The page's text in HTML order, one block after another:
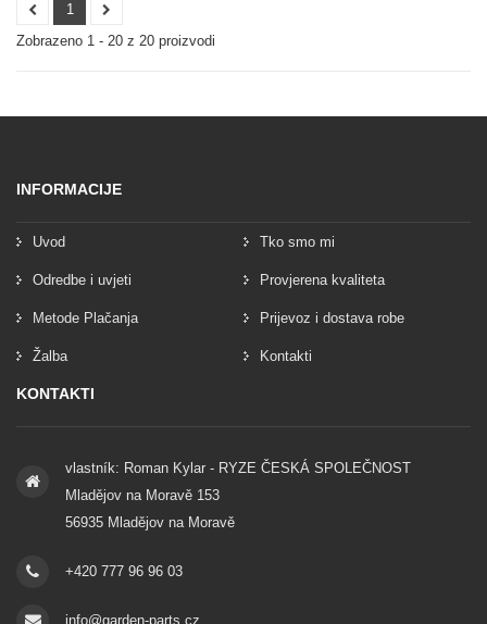
1
Zobrazeno 1 - 20 z 20 proizvodi
INFORMACIJE
Uvod Tko smo mi
Odredbe i uvjeti Provjerena kvaliteta
Metode Plačanja Prijevoz i dostava robe
Žalba Kontakti
KONTAKTI
vlastník: Roman Kylar - RYZE ČESKÁ SPOLEČNOST
Mladějov na Moravě 153
56935 Mladějov na Moravě
+420 777 96 96 03
info@garden-parts.cz